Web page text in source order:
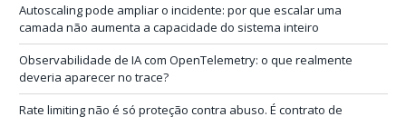
i
Autoscaling pode ampliar o incidente: por que escalar uma
camada não aumenta a capacidade do sistema inteiro
Observabilidade de IA com OpenTelemetry: o que realmente
deveria aparecer no trace?
Rate limiting não é só proteção contra abuso. É contrato de